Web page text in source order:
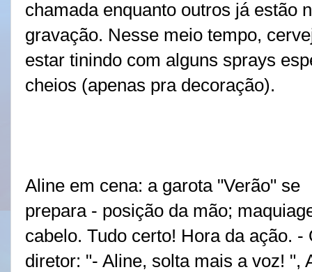
chamada enquanto outros já estão
gravação. Nesse meio tempo,
estar tinindo com alguns sprays
cheios (apenas pra decoração).
Aline em cena: a garota "Verão" se
prepara - posição da mão;
cabelo. Tudo certo! Hora da ação. -
diretor: "- Aline, solta mais a voz! ",